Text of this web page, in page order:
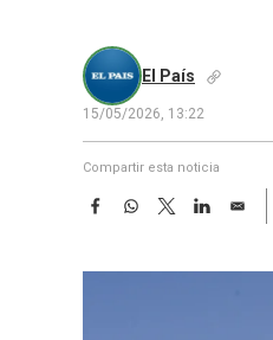
El País
15/05/2026, 13:22
Compartir esta noticia
F
e
W
t
T
w
t
L
k
E
i